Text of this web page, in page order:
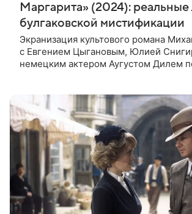
Маргарита» (2024): реальные
булгаковской мистификации
Экранизация культового романа
с Евгением Цыгановым, Юлией
немецким актером Аугустом Дилем